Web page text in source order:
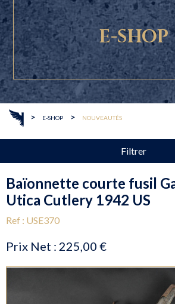
E-SHOP
> E-SHOP> NOUVEAUTÉS
Filtrer
Baïonnette courte fusil
Utica Cutlery 1942 US
Ref : USE370
Prix Net : 225,00 €